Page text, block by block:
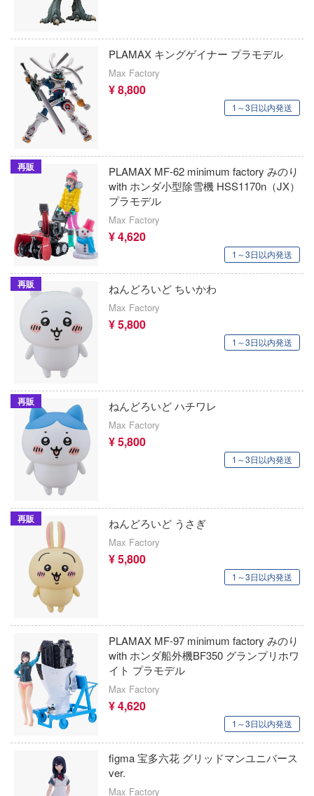
PLAMAX キングゲイナー プラモデル
Max Factory
¥ 8,800
1～3日以内発送
再販
PLAMAX MF-62 minimum factory みのり
with ホンダ小型除雪機 HSS1170n（JX）
プラモデル
Max Factory
¥ 4,620
1～3日以内発送
再販 ねんどろいど ちいかわ
Max Factory
¥ 5,800
1～3日以内発送
再販 ねんどろいど ハチワレ
Max Factory
¥ 5,800
1～3日以内発送
再販 ねんどろいど うさぎ
Max Factory
¥ 5,800
1～3日以内発送
PLAMAX MF-97 minimum factory みのり
with ホンダ船外機BF350 グランプリホワ
イト プラモデル
Max Factory
¥ 4,620
1～3日以内発送
figma 宝多六花 グリッドマンユニバース
ver.
Max Factory
彼岸島
ブラック★ロックシューター
フレームアームズ
フレームアームズ・ガール
FAIRY TAIL
Fateシリーズ
ブルーロック
ファイナルファンタジー
文豪ストレイドッグス
プリンセスコネクト！Re:Dive
ペルソナシリーズ
ヘブンバーンズレッド
ヘキサギア
ベルセルク
星空鉄道とシロの旅
星のカービィ
僕の心のヤバイやつ
ぼっち・ざ・ろっく!
ポケモン
クリアープロップ!(ビーバーコーポレー
クアンタムメカニクス
クレイジーフィギュア
クラッシーホビー(ビーバーコーポレーシ
CREATIVE FIELD
雀替建构 Queti Tectonics
クールプロップス
KPモデル(ビーバーコーポレーション)
KASLホビー(ビーバーコーポレーション)
ゲインコーププロダクツ(ホビージャパン)
ケーアンドエス(プラッツ)
ケンファイ
ケンエレファント
KEYAKI Hobby
ゲートウェイ・オートアート・ジャパン
KEMO
KC JAPAN
ーアカデミア
マルットイズ)
(マーベル)
まどかマギカ
にあこがれて
インが多すぎる！
伝ワタル
ンゾート
ュウケンドー
Krieger(マシーネンクリーガー)
イアース
ーシリーズ
～異世界行ったら本気だす～
ガロマリア
:リファンタジオ
ウィーゴ
アシリーズ
コ100